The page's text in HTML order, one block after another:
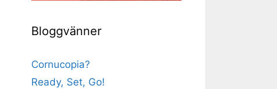
Bloggvänner
Cornucopia?
Ready, Set, Go!